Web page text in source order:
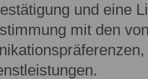
und eine
mit den